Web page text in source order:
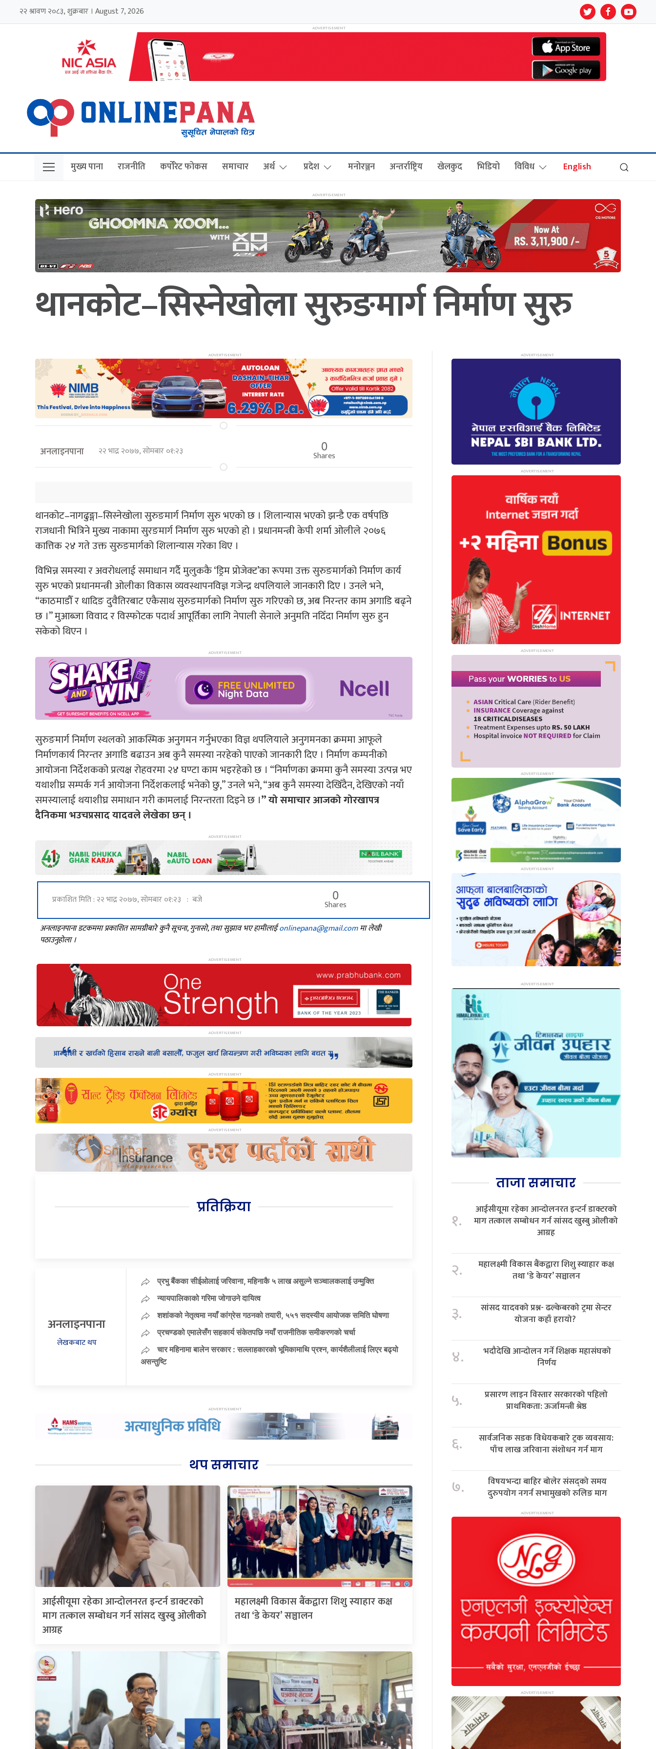
२२ श्रावण २०८३, शुक्रबार । August 7, 2026
मुख्य पाना राजनीति कर्पोरेट फोकस समाचार अर्थ प्रदेश मनोरञ्जन अन्तर्राष्ट्रिय खेलकुद भिडियो विविध English
थानकोट–सिस्नेखोला सुरुङमार्ग निर्माण सुरु
अनलाइनपाना २२ भाद्र २०७७, सोमबार ०१:२३ 0
Shares
थानकोट–नागढुङ्गा–सिस्नेखोला सुरुङमार्ग निर्माण सुरु भएको छ । शिलान्यास भएको झन्डै एक वर्षपछि
राजधानी भित्रिने मुख्य नाकामा सुरङमार्ग निर्माण सुरु भएको हो । प्रधानमन्त्री केपी शर्मा ओलीले २०७६
कात्तिक २४ गते उक्त सुरुङमार्गको शिलान्यास गरेका थिए ।
विभिन्न समस्या र अवरोधलाई समाधान गर्दै मुलुककै ‘ड्रिम प्रोजेक्ट’का रूपमा उक्त सुरुङमार्गको निर्माण कार्य
सुरु भएको प्रधानमन्त्री ओलीका विकास व्यवस्थापनविज्ञ गजेन्द्र थपलियाले जानकारी दिए । उनले भने,
“काठमाडौँ र धादिङ दुवैतिरबाट एकैसाथ सुरुङमार्गको निर्माण सुरु गरिएको छ, अब निरन्तर काम अगाडि बढ्ने
छ ।” मुआब्जा विवाद र विस्फोटक पदार्थ आपूर्तिका लागि नेपाली सेनाले अनुमति नदिँदा निर्माण सुरु हुन
सकेको थिएन ।
सुरुङमार्ग निर्माण स्थलको आकस्मिक अनुगमन गर्नुभएका विज्ञ थपलियाले अनुगमनका क्रममा आफूले
निर्माणकार्य निरन्तर अगाडि बढाउन अब कुनै समस्या नरहेको पाएको जानकारी दिए । निर्माण कम्पनीको
आयोजना निर्देशकको प्रत्यक्ष रोहवरमा २४ घण्टा काम भइरहेको छ । “निर्माणका क्रममा कुनै समस्या उत्पन्न भए
यथाशीघ्र सम्पर्क गर्न आयोजना निर्देशकलाई भनेको छु,” उनले भने, “अब कुनै समस्या देखिँदैन, देखिएको नयाँ
समस्यालाई थयाशीघ्र समाधान गरी कामलाई निरन्तरता दिइने छ ।” यो समाचार आजको गोरखापत्र
दैनिकमा भउचप्रसाद यादवले लेखेका छन् ।
प्रकाशित मिति : २२ भाद्र २०७७, सोमबार ०१:२३ : बजे 0
Shares
अनलाइनपाना डटकममा प्रकाशित सामग्रीबारे कुनै सूचना, गुनासो, तथा सुझाव भए हामीलाईonlinepana@gmail.comमा लेखी
पठाउनुहोला ।
प्रतिक्रिया
अनलाइनपाना
लेखकबाट थप
प्रभु बैंकका सीईओलाई जरिवाना, महिनाकै ५ लाख असुल्ने सञ्चालकलाई उन्मुक्ति
न्यायपालिकाको गरिमा जोगाउने दायित्व
शशांकको नेतृत्वमा नयाँ कांग्रेस गठनको तयारी, ५५१ सदस्यीय आयोजक समिति घोषणा
प्रचण्डको एमालेसँग सहकार्य संकेतपछि नयाँ राजनीतिक समीकरणको चर्चा
चार महिनामा बालेन सरकार : सल्लाहकारको भूमिकामाथि प्रश्न, कार्यशैलीलाई लिएर बढ्यो
असन्तुष्टि
थप समाचार
आईसीयूमा रहेका आन्दोलनरत इन्टर्न डाक्टरको
माग तत्काल सम्बोधन गर्न सांसद खुस्बु ओलीको
आग्रह
महालक्ष्मी विकास बैंकद्वारा शिशु स्याहार कक्ष
तथा ‘डे केयर’ सञ्चालन
ताजा समाचार
१.
आईसीयूमा रहेका आन्दोलनरत इन्टर्न डाक्टरको
माग तत्काल सम्बोधन गर्न सांसद खुस्बु ओलीको
आग्रह
२.
महालक्ष्मी विकास बैंकद्वारा शिशु स्याहार कक्ष
तथा ‘डे केयर’ सञ्चालन
३.
सांसद यादवको प्रश्न- ढल्केबरको ट्रमा सेन्टर
योजना कहाँ हरायो?
४.
भदौदेखि आन्दोलन गर्ने शिक्षक महासंघको
निर्णय
५.
प्रसारण लाइन विस्तार सरकारको पहिलो
प्राथमिकता: ऊर्जामन्त्री श्रेष्ठ
६.
सार्वजनिक सडक विधेयकबारे ट्रक व्यवसाय:
पाँच लाख जरिवाना संशोधन गर्न माग
७.
विषयभन्दा बाहिर बोलेर संसद्को समय
दुरुपयोग नगर्न सभामुखको रुलिङ माग